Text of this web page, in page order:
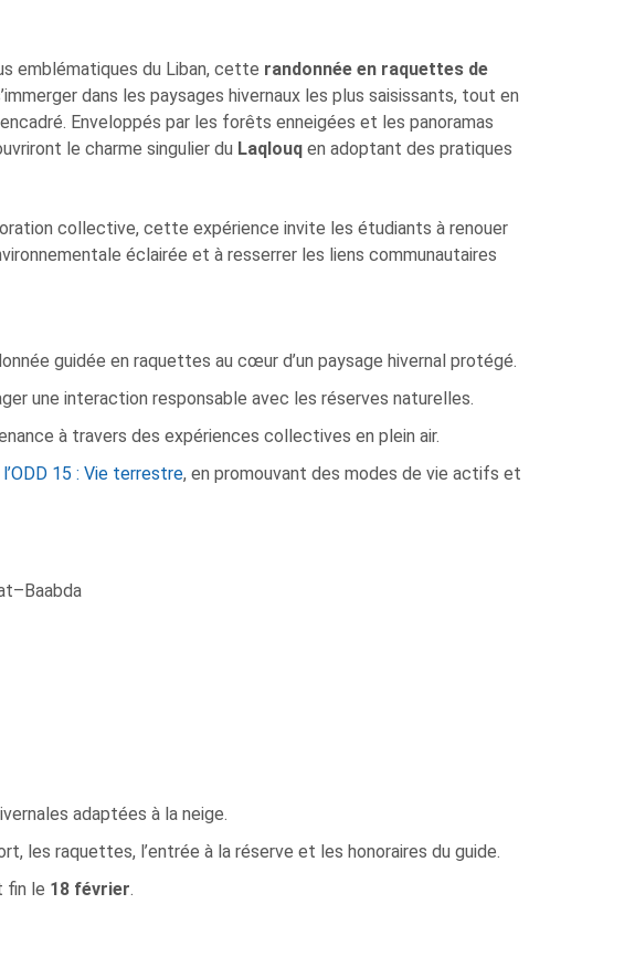
emblématiques du Liban, cette randonnée en raquettes de
dans les paysages hivernaux les plus saisissants, tout en
Enveloppés par les forêts enneigées et les panoramas
le charme singulier du Laqlouqen adoptant des pratiques
collective, cette expérience invite les étudiants à renouer
éclairée et à resserrer les liens communautaires
guidée en raquettes au cœur d’un paysage hivernal protégé.
une interaction responsable avec les réserves naturelles.
à travers des expériences collectives en plein air.
l’ODD 15 : Vie terrestre, en promouvant des modes de vie actifs et
adaptées à la neige.
les raquettes, l’entrée à la réserve et les honoraires du guide.
fin le 18 février.